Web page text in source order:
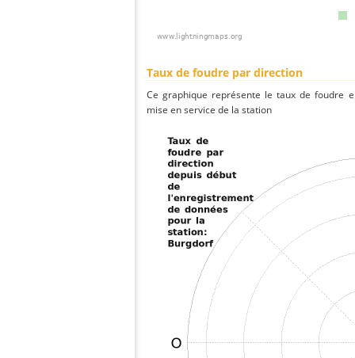
Taux de foudre par direction
Ce graphique représente le taux de foudre
mise en service de la station